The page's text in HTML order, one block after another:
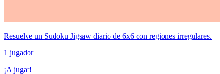
Resuelve un Sudoku Jigsaw diario de 6x6 con regiones irregulares.
1 jugador
¡A jugar!